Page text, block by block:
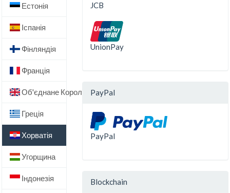
Естонія
Іспанія
Фінляндія
Франція
Об'єднане Королівство
Греція
Хорватія
Угорщина
Індонезія
JCB
UnionPay
PayPal
PayPal
Blockchain